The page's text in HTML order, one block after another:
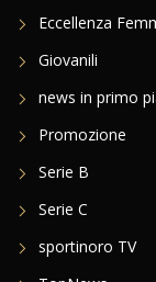
Eccellenza
Giovanili
news in primo
Promozione
Serie B
Serie C
sportinoro TV